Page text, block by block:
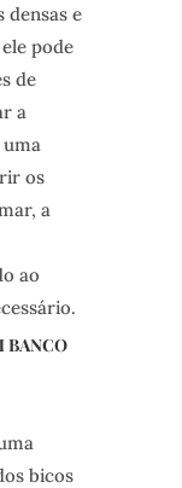
densas e
pode
de
a
os
a
ao
BANCO
bicos